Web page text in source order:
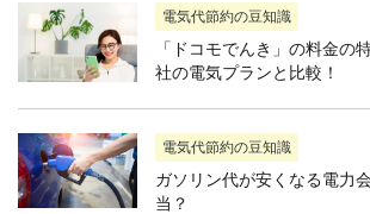
電気代節約の豆知識
「ドコモでんき」の料金の
社の電気プランと比較！
電気代節約の豆知識
ガソリン代が安くなる電力
当？